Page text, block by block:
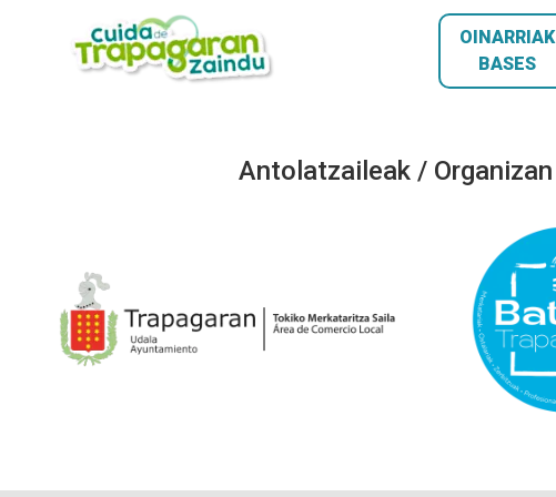
OINARRIAK
BASES
Antolatzaileak / Organizan